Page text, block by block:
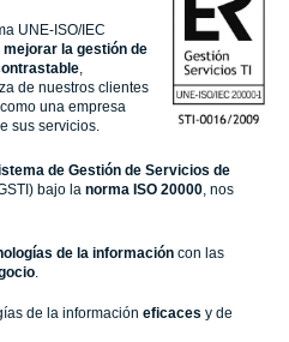
UNE-ISO/IEC
mejorar la gestión de
de nuestros clientes
una empresa
sus servicios.
de Gestión de Servicios de
bajo la norma ISO 20000 , nos
de la información con las
de la información eficaces y de